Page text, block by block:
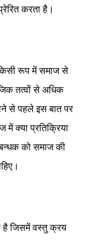
करता है।
रूप में समाज से
तत्वों से अधिक
से पहले इस बात पर
में क्या प्रतिक्रिया
को समाज की
से है जिसमें वस्तु क्रय